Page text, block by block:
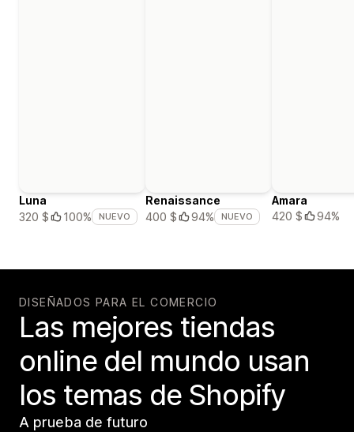
Luna
320 $
100% NUEVO
Renaissance
400 $
94% NUEVO
Amara
420 $
94%
DISEÑADOS PARA EL COMERCIO
Las mejores tiendas
online del mundo usan
los temas de Shopify
A prueba de futuro